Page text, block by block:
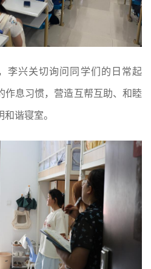
李兴关切询问同学们的日常起
作息习惯，营造互帮互助、和睦
谐寝室。